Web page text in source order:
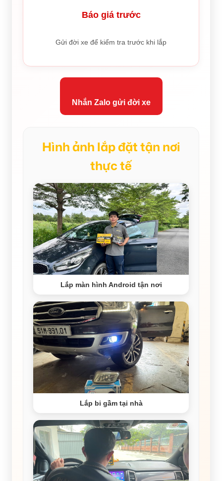
Báo giá trước
Gửi đời xe để kiểm tra trước khi lắp
Nhắn Zalo gửi đời xe
Hình ảnh lắp đặt tận nơi
thực tế
Lắp màn hình Android tận nơi
Lắp bi gầm tại nhà